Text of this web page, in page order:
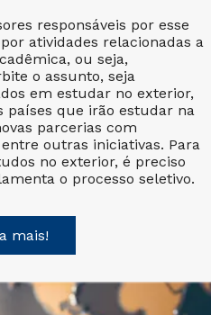
responsáveis por esse
atividades relacionadas a
ou seja,
o assunto, seja
em estudar no exterior,
países que irão estudar na
parcerias com
outras iniciativas. Para
no exterior, é preciso
o processo seletivo.
mais!